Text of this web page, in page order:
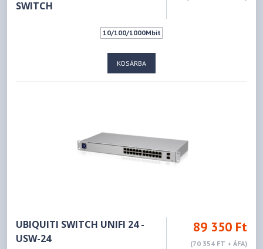
SWITCH
10/100/1000Mbit
KOSÁRBA
UBIQUITI SWITCH UNIFI 24 -
USW-24
89 350 Ft
(70 354 FT + ÁFA)